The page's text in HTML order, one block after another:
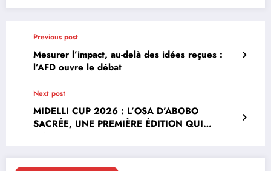
Previous post
Mesurer l’impact, au-delà des idées reçues :
l’AFD ouvre le débat
Next post
MIDELLI CUP 2026 : L’OSA D’ABOBO
SACRÉE, UNE PREMIÈRE ÉDITION QUI
MARQUE LES ESPRITS